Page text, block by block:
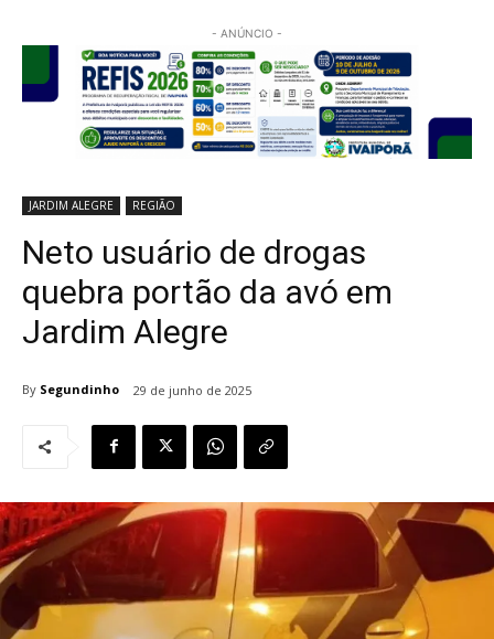
- ANÚNCIO -
JARDIM ALEGRE REGIÃO
Neto usuário de drogas
quebra portão da avó em
Jardim Alegre
By Segundinho 29 de junho de 2025